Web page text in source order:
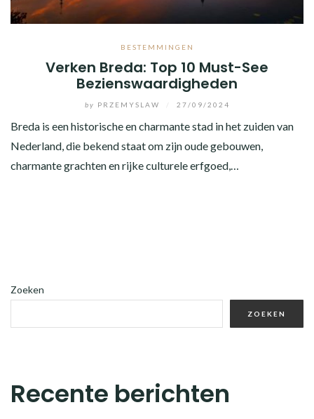
BESTEMMINGEN
Verken Breda: Top 10 Must-See
Bezienswaardigheden
by PRZEMYSLAW 27/09/2024
Breda is een historische en charmante stad in het zuiden van
Nederland, die bekend staat om zijn oude gebouwen,
charmante grachten en rijke culturele erfgoed,…
Zoeken
ZOEKEN
Recente berichten